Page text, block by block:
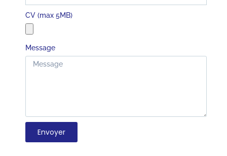
CV (max 5MB)
Message
Envoyer